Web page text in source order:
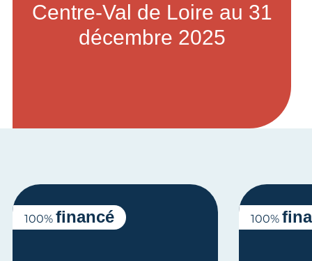
Centre-Val de Loire au 31
décembre 2025
100% financé 100%